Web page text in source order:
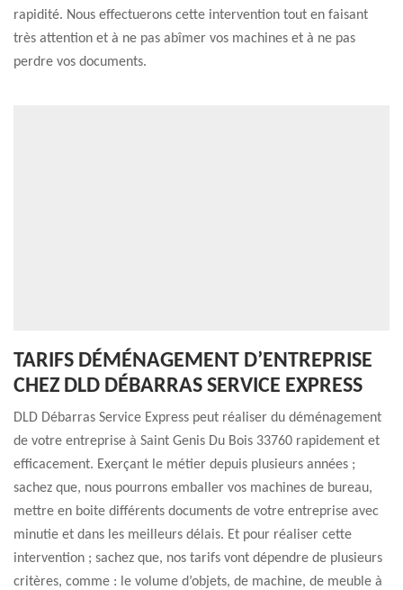
rapidité. Nous effectuerons cette intervention tout en faisant
très attention et à ne pas abîmer vos machines et à ne pas
perdre vos documents.
TARIFS DÉMÉNAGEMENT D’ENTREPRISE
CHEZ DLD DÉBARRAS SERVICE EXPRESS
DLD Débarras Service Express peut réaliser du déménagement
de votre entreprise à Saint Genis Du Bois 33760 rapidement et
efficacement. Exerçant le métier depuis plusieurs années ;
sachez que, nous pourrons emballer vos machines de bureau,
mettre en boite différents documents de votre entreprise avec
minutie et dans les meilleurs délais. Et pour réaliser cette
intervention ; sachez que, nos tarifs vont dépendre de plusieurs
critères, comme : le volume d’objets, de machine, de meuble à